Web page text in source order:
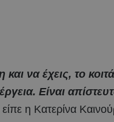
να έχεις, το
Είναι
είπε η Κατερίνα